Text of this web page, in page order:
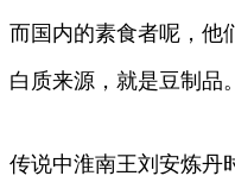
而国内的素食者呢，他
白质来源，就是豆制品。
传说中淮南王刘安炼丹